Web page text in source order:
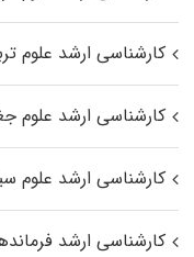
کارشناسی ارشد علوم
کارشناسی ارشد علوم
کارشناسی ارشد علوم
کارشناسی ارشد